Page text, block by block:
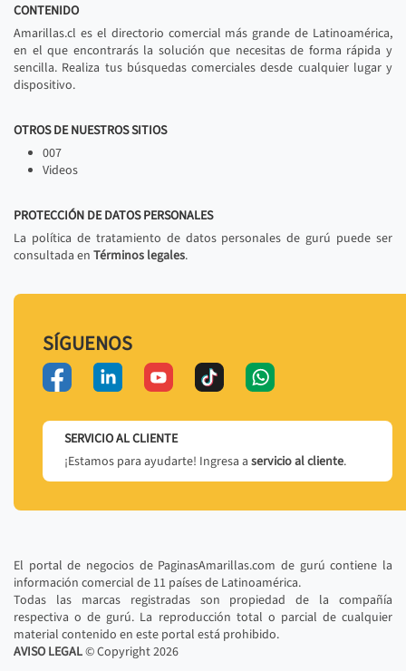
CONTENIDO
Amarillas.cl es el directorio comercial más grande de Latinoamérica,
en el que encontrarás la solución que necesitas de forma rápida y
sencilla. Realiza tus búsquedas comerciales desde cualquier lugar y
dispositivo.
OTROS DE NUESTROS SITIOS
007
Videos
PROTECCIÓN DE DATOS PERSONALES
La política de tratamiento de datos personales de gurú puede ser
consultada en Términos legales.
SÍGUENOS
SERVICIO AL CLIENTE
¡Estamos para ayudarte! Ingresa a servicio al cliente.
El portal de negocios de PaginasAmarillas.com de gurú contiene la
información comercial de 11 países de Latinoamérica.
Todas las marcas registradas son propiedad de la compañía
respectiva o de gurú. La reproducción total o parcial de cualquier
material contenido en este portal está prohibido.
AVISO LEGAL© Copyright2026